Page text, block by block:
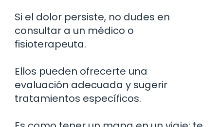
Si el dolor persiste, no dudes en
consultar a un médico o
fisioterapeuta.
Ellos pueden ofrecerte una
evaluación adecuada y sugerir
tratamientos específicos.